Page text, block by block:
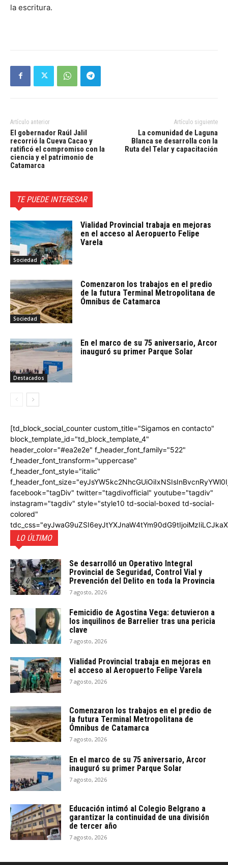
la escritura.
Artículo anterior
El gobernador Raúl Jalil
recorrió la Cueva Cacao y
ratificó el compromiso con la
ciencia y el patrimonio de
Catamarca
Artículo siguiente
La comunidad de Laguna
Blanca se desarrolla con la
Ruta del Telar y capacitación
TE PUEDE INTERESAR
Sociedad
Vialidad Provincial trabaja en mejoras
en el acceso al Aeropuerto Felipe
Varela
Sociedad
Comenzaron los trabajos en el predio
de la futura Terminal Metropolitana de
Ómnibus de Catamarca
Destacados
En el marco de su 75 aniversario, Arcor
inauguró su primer Parque Solar
[td_block_social_counter custom_title="Sigamos en contacto"
block_template_id="td_block_template_4"
header_color="#ea2e2e" f_header_font_family="522"
f_header_font_transform="uppercase"
f_header_font_style="italic"
facebook="tagDiv" twitter="tagdivofficial" youtube="tagdiv"
instagram="tagdiv" style="style10 td-social-boxed td-social-
colored"
LO ÚLTIMO
Se desarrolló un Operativo Integral
Provincial de Seguridad, Control Vial y
Prevención del Delito en toda la Provincia
7 agosto, 2026
Femicidio de Agostina Vega: detuvieron a
los inquilinos de Barrelier tras una pericia
clave
7 agosto, 2026
Vialidad Provincial trabaja en mejoras en
el acceso al Aeropuerto Felipe Varela
7 agosto, 2026
Comenzaron los trabajos en el predio de
la futura Terminal Metropolitana de
Ómnibus de Catamarca
7 agosto, 2026
En el marco de su 75 aniversario, Arcor
inauguró su primer Parque Solar
7 agosto, 2026
Educación intimó al Colegio Belgrano a
garantizar la continuidad de una división
de tercer año
7 agosto, 2026